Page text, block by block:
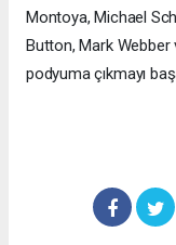
Montoya, Michael
Button, Mark
podyuma çıkmayı